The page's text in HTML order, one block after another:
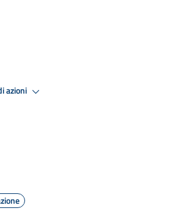
azioni